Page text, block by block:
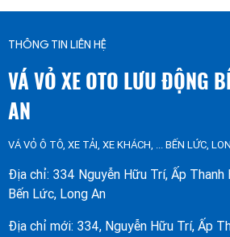
THÔNG TIN LIÊN HỆ
VÁ VỎ XE OTO LƯU ĐỘNG
AN
VÁ VỎ Ô TÔ, XE TẢI, XE KHÁCH, ... BẾN LỨC,
Địa chỉ: 334 Nguyễn Hữu Trí, Ấp Thanh
Bến Lức, Long An
Địa chỉ mới: 334, Nguyễn Hữu Trí, Ấp